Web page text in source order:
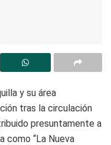
y su área
tras la circulación
presuntamente a
como “La Nueva